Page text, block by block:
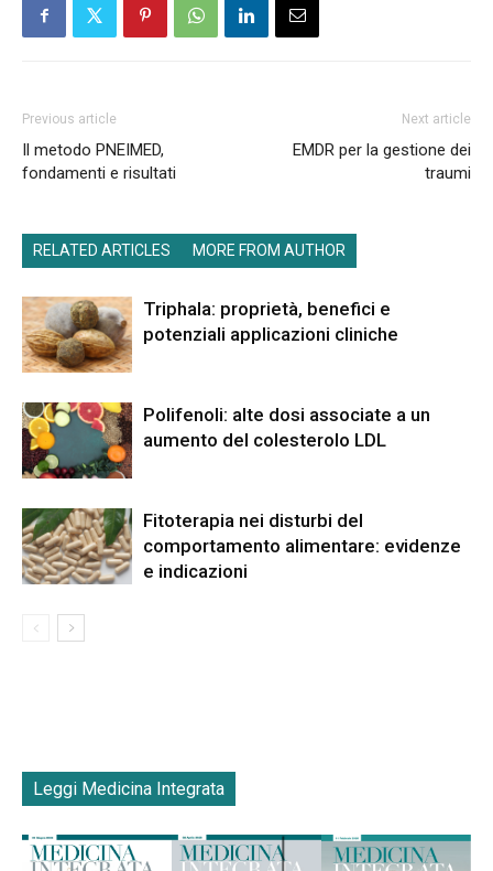
Previous article
Il metodo PNEIMED,
fondamenti e risultati
Next article
EMDR per la gestione dei
traumi
RELATED ARTICLES MORE FROM AUTHOR
Triphala: proprietà, benefici e
potenziali applicazioni cliniche
Polifenoli: alte dosi associate a un
aumento del colesterolo LDL
Fitoterapia nei disturbi del
comportamento alimentare: evidenze
e indicazioni
Leggi Medicina Integrata